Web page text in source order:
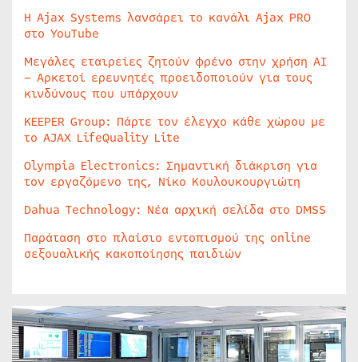
Η Ajax Systems λανσάρει το κανάλι Ajax PRO
στο YouTube
Μεγάλες εταιρείες ζητούν φρένο στην χρήση AI
– Αρκετοί ερευνητές προειδοποιούν για τους
κινδύνους που υπάρχουν
KEEPER Group: Πάρτε τον έλεγχο κάθε χώρου με
το AJAX LifeQuality Lite
Olympia Electronics: Σημαντική διάκριση για
τον εργαζόμενο της, Νίκο Κουλουκουργιώτη
Dahua Technology: Νέα αρχική σελίδα στο DMSS
Παράταση στο πλαίσιο εντοπισμού της online
σεξουαλικής κακοποίησης παιδιών